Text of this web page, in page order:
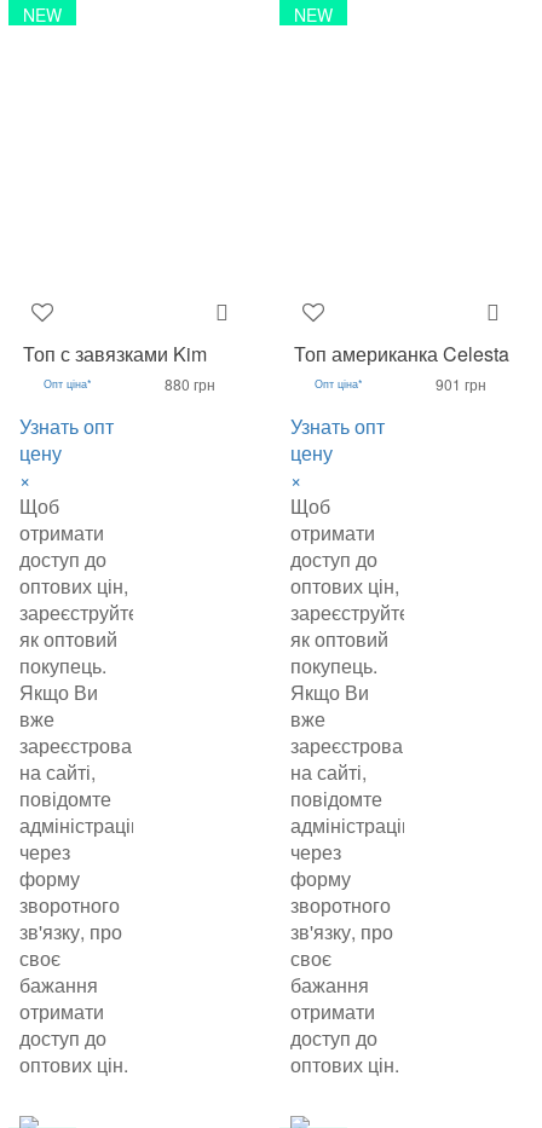
NEW
Топ с завязками Kim
Опт ціна*
Узнать опт
цену
×
Щоб
отримати
доступ до
оптових цін,
зареєструйтеся
як оптовий
покупець.
Якщо Ви
вже
зареєстровані
на сайті,
повідомте
адміністрацію
через
форму
зворотного
зв'язку, про
своє
бажання
отримати
доступ до
оптових цін.
880 грн
NEW
Топ американка Celesta
Опт ціна*
Узнать опт
цену
×
Щоб
отримати
доступ до
оптових цін,
зареєструйтеся
як оптовий
покупець.
Якщо Ви
вже
зареєстровані
на сайті,
повідомте
адміністрацію
через
форму
зворотного
зв'язку, про
своє
бажання
отримати
доступ до
оптових цін.
901 грн